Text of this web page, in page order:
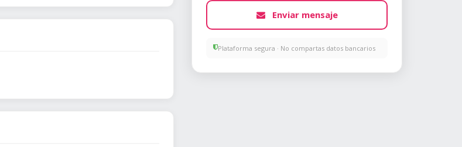
Enviar mensaje
Plataforma segura · No compartas datos bancarios